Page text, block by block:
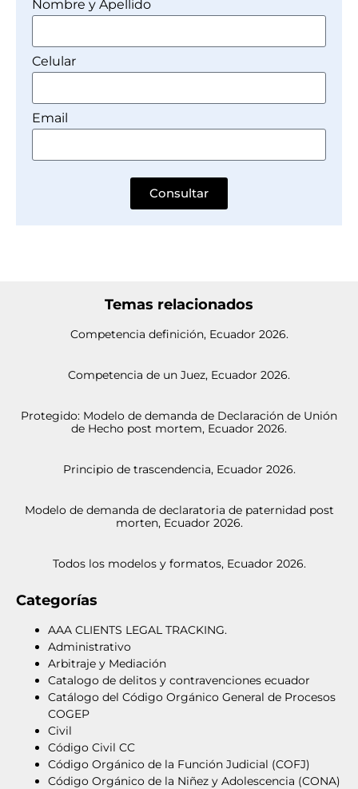
Nombre y Apellido
Celular
Email
Consultar
Temas relacionados
Competencia definición, Ecuador 2026.
Competencia de un Juez, Ecuador 2026.
Protegido: Modelo de demanda de Declaración de Unión
de Hecho post mortem, Ecuador 2026.
Principio de trascendencia, Ecuador 2026.
Modelo de demanda de declaratoria de paternidad post
morten, Ecuador 2026.
Todos los modelos y formatos, Ecuador 2026.
Categorías
AAA CLIENTS LEGAL TRACKING.
Administrativo
Arbitraje y Mediación
Catalogo de delitos y contravenciones ecuador
Catálogo del Código Orgánico General de Procesos
COGEP
Civil
Código Civil CC
Código Orgánico de la Función Judicial (COFJ)
Código Orgánico de la Niñez y Adolescencia (CONA)